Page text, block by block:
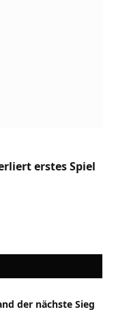
erstes Spiel
der nächste Sieg